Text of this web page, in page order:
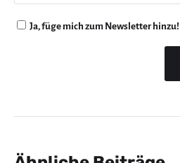
Ja, füge mich zum Newsletter hinzu!